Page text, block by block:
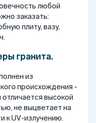
любой
заказать:
плиту, вазу,
гранита.
из
происхождения -
высокой
не выцветает на
к UV-излучению.